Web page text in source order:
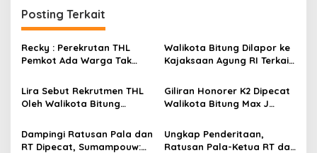
g
a
s
i
p
o
s
Posting Terkait
Recky : Perekrutan THL
Pemkot Ada Warga Tak
Walikota Bitung Dilapor ke
Kajaksaan Agung RI Terkait
RT
Lira Sebut Rekrutmen THL
Oleh Walikota Bitung
Daerah
Giliran Honorer K2 Dipecat
Walikota Bitung Max J
Dampingi Ratusan Pala dan
RT Dipecat, Sumampouw:
Ungkap Penderitaan,
Ratusan Pala-Ketua RT dan